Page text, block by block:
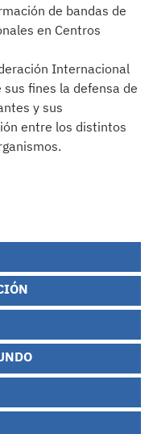
de bandas de
en Centros
Internacional
fines la defensa de
y sus
entre los distintos